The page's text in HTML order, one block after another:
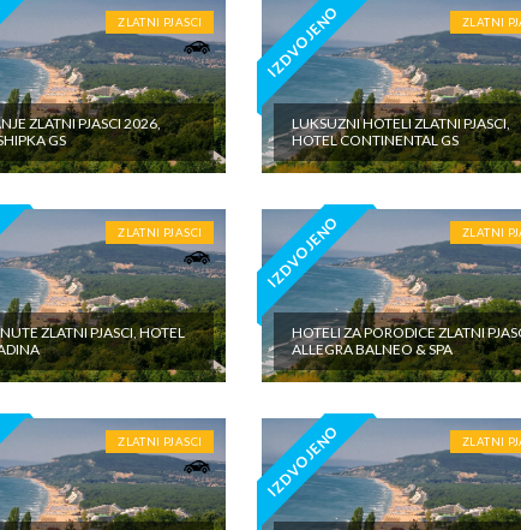
ZLATNI PJASCI
ZLATNI PJASCI 2026,
GS
IZDVOJENO ZLATNI
LUKSUZNI HOTELI ZLATNI PJASCI,
HOTEL CONTINENTAL GS
ZLATNI PJASCI
ZLATNI PJASCI, HOTEL
IZDVOJENO ZLATNI
HOTELI ZA PORODICE ZLATNI
ALLEGRA BALNEO & SPA
ZLATNI PJASCI IZDVOJENO ZLATNI